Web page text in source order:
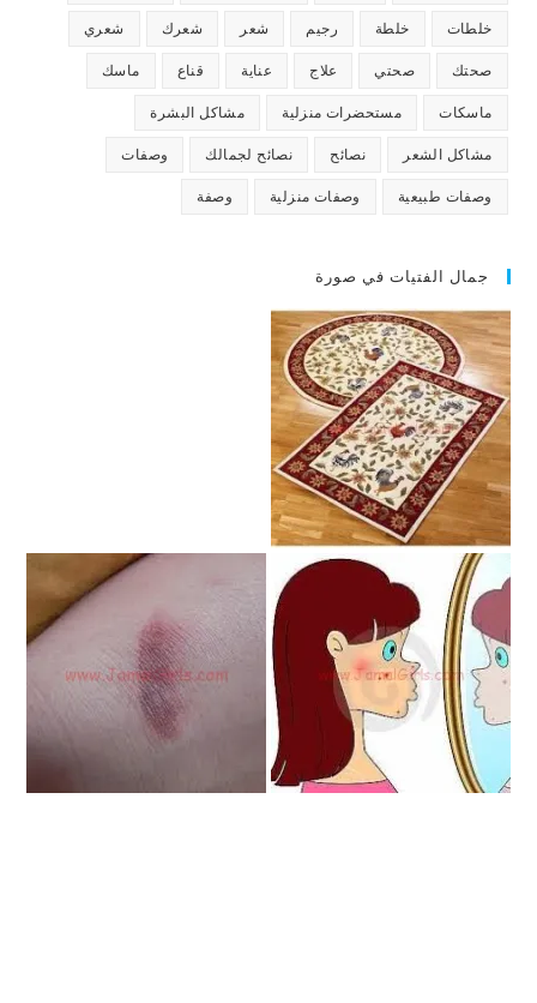
خلطات خلطة رجيم شعر شعرك شعري
صحتك صحتي علاج عناية قناع ماسك
ماسكات مستحضرات منزلية مشاكل البشرة
مشاكل الشعر نصائح نصائح لجمالك وصفات
وصفات طبيعية وصفات منزلية وصفة
جمال الفتيات في صورة